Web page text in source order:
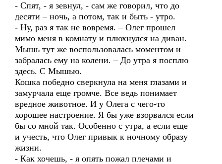
- Спят, - я зевнул, - сам же говорил, что до
десяти – ночь, а потом, так и быть - утро.
- Ну, раз я так не вовремя. – Олег прошел
мимо меня в комнату и плюхнулся на диван.
Мышь тут же воспользовалась моментом и
забралась ему на колени. – До утра я посплю
здесь. С Мышью.
Кошка победно сверкнула на меня глазами и
замурчала еще громче. Все ведь понимает
вредное животное. И у Олега с чего-то
хорошее настроение. Я бы уже взорвался если
бы со мной так. Особенно с утра, а если еще
и учесть, что Олег привык к ночному образу
жизни.
- Как хочешь, - я опять пожал плечами и